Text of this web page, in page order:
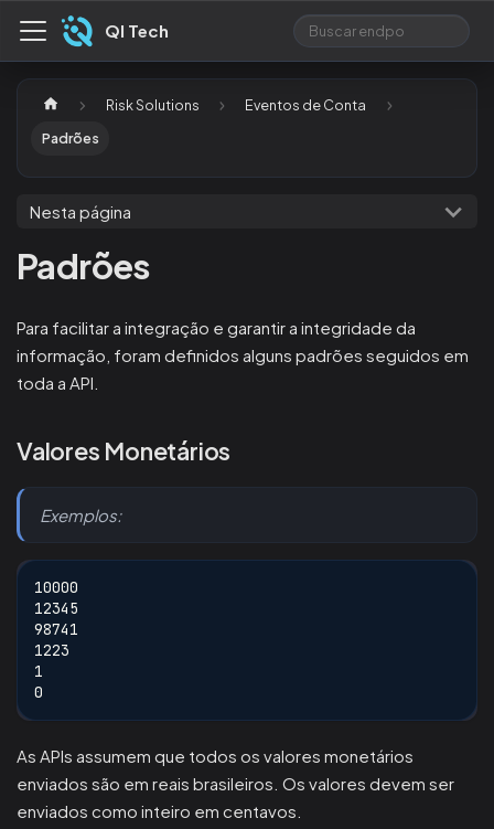
QI Tech
Risk Solutions
Eventos de Conta
Padrões
Nesta página
Padrões
Para facilitar a integração e garantir a integridade da
informação, foram definidos alguns padrões seguidos em
toda a API.
Valores Monetários
Exemplos:
10000
12345
98741
1223
1
0
As APIs assumem que todos os valores monetários
enviados são em reais brasileiros. Os valores devem ser
enviados como inteiro em centavos.